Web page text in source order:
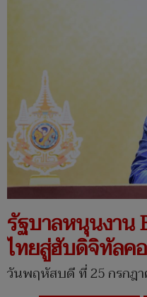
รัฐบาลหนุนงาน
ไทยสู่ฮับดิจิทัลค
วันพฤหัสบดี ที่ 25 กรกฎา